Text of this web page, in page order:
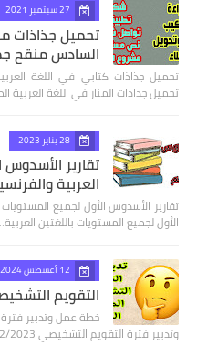
27 سبتمبر 2021
تحميل جذاذات
السادس منقح
تحميل جذاذات كتابي في اللغة
تحميل جذاذات المنار في اللغة العربية
28 يناير 2023
تقارير الأسدوس
العربية
تقارير الأسدوس الأول لجميع
الأول لجميع المستويات باللغتين
12 أغسطس 2024
التقويم
وتدبير فترة التقويم التشخيصي 2022/2023 السلام عليكم متابعي مو…